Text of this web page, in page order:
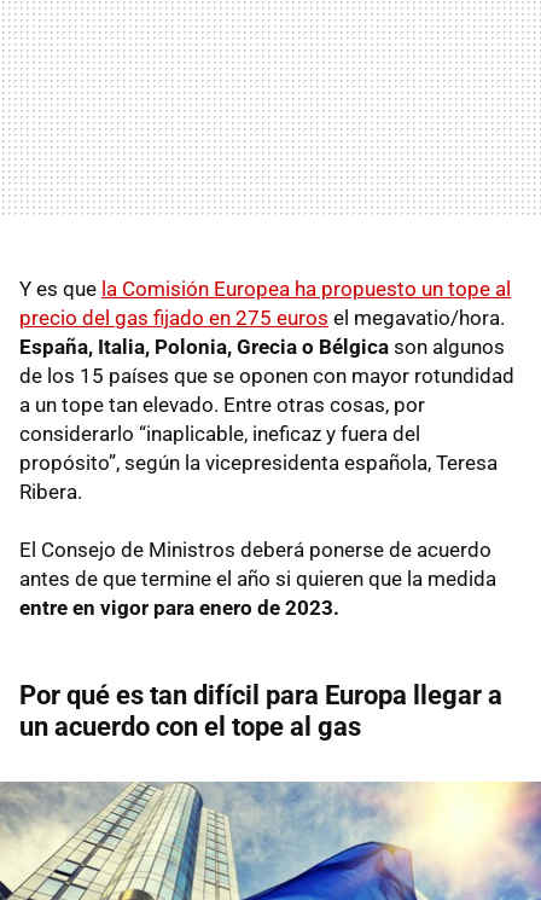
Y es que la Comisión Europea ha propuesto un tope al
precio del gas fijado en 275 euros el megavatio/hora.
España, Italia, Polonia, Grecia o Bélgica son algunos
de los 15 países que se oponen con mayor rotundidad
a un tope tan elevado. Entre otras cosas, por
considerarlo “inaplicable, ineficaz y fuera del
propósito”, según la vicepresidenta española, Teresa
Ribera.
El Consejo de Ministros deberá ponerse de acuerdo
antes de que termine el año si quieren que la medida
entre en vigor para enero de 2023.
Por qué es tan difícil para Europa llegar a
un acuerdo con el tope al gas